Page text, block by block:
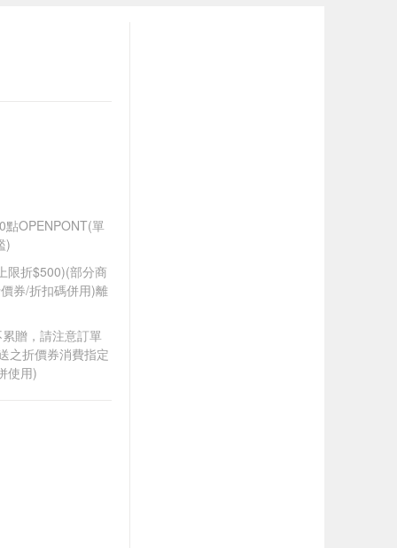
點OPENPONT(單
)
限折$500)(部分商
券/折扣碼併用)離
贈，請注意訂單
之折價券消費指定
使用)